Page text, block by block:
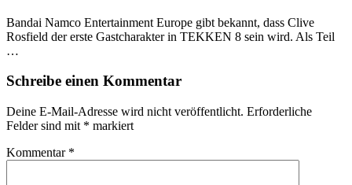
Bandai Namco Entertainment Europe gibt bekannt, dass Clive
Rosfield der erste Gastcharakter in TEKKEN 8 sein wird. Als Teil
…
Schreibe einen Kommentar
Deine E-Mail-Adresse wird nicht veröffentlicht. Erforderliche
Felder sind mit * markiert
Kommentar *